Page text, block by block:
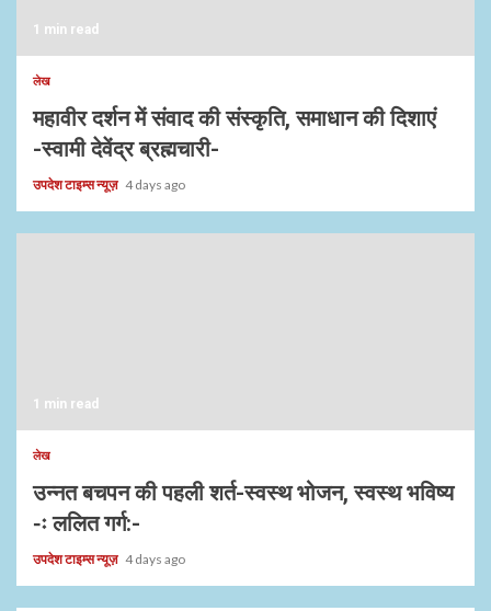
1 min read
लेख
महावीर दर्शन में संवाद की संस्कृति, समाधान की दिशाएं
-स्वामी देवेंद्र ब्रह्मचारी-
उपदेश टाइम्स न्यूज़ 4 days ago
1 min read
लेख
उन्नत बचपन की पहली शर्त-स्वस्थ भोजन, स्वस्थ भविष्य
-ः ललित गर्ग:-
उपदेश टाइम्स न्यूज़ 4 days ago